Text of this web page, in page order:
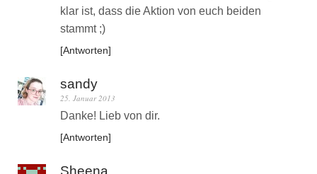
klar ist, dass die Aktion von euch beiden
stammt ;)
Antworten
sandy
25. Januar 2013
Danke! Lieb von dir.
Antworten
Sheena